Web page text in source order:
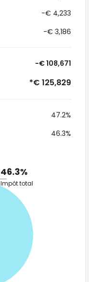
-€ 4,233
-€ 3,186
-€ 108,671
*€ 125,829
47.2%
46.3%
46.3%
Impôt total